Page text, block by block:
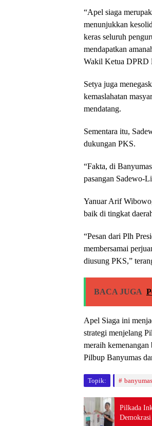
“Apel siaga
menunjukkan
keras seluruh
mendapatkan
Wakil Ketua DPRD
Setya juga
kemaslahatan
mendatang.
Sementara itu,
dukungan PKS.
“Fakta, di
pasangan Sadewo-
Yanuar Arif
baik di tingkat
“Pesan dari Plh
membersamai
diusung PKS,”
BACA JUGA
Apel Siaga ini
strategi menjelang
meraih
Pilbup Banyumas
Topik: banyumas
Pilkada
Demokrasi